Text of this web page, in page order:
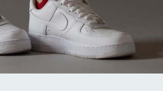
הצהרת נגישות
מדיניות פרטיות
ימים א׳-